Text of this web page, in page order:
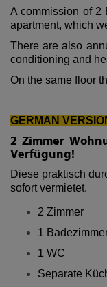
A commission of 2
apartment, which
There are also
conditioning and
On the same floor
GERMAN
2 Zimmer
Verfügung!
Diese praktisch
sofort vermietet.
2 Zimmer
1
1 WC
Separate